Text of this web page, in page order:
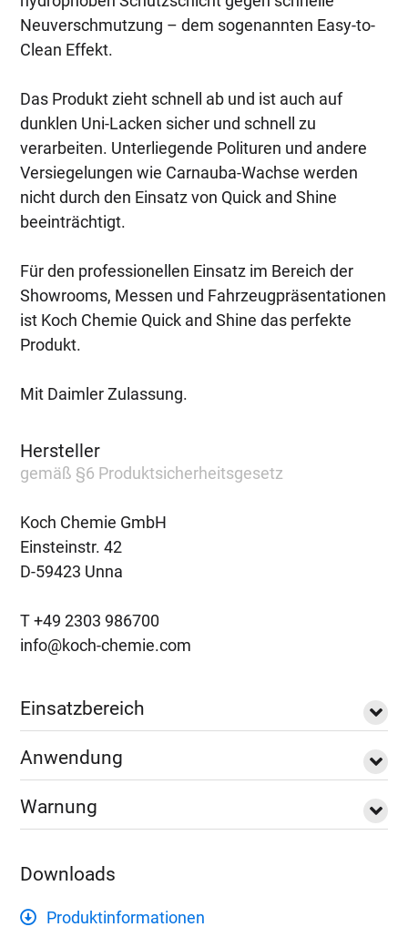
Neuverschmutzung – dem sogenannten Easy-to-
Clean Effekt.
Das Produkt zieht schnell ab und ist auch auf
dunklen Uni-Lacken sicher und schnell zu
verarbeiten. Unterliegende Polituren und andere
Versiegelungen wie Carnauba-Wachse werden
nicht durch den Einsatz von Quick and Shine
beeinträchtigt.
Für den professionellen Einsatz im Bereich der
Showrooms, Messen und Fahrzeugpräsentationen
ist Koch Chemie Quick and Shine das perfekte
Produkt.
Mit Daimler Zulassung.
Hersteller
gemäß §6 Produktsicherheitsgesetz
Koch Chemie GmbH
Einsteinstr. 42
D-59423 Unna
T +49 2303 986700
info@koch-chemie.com
Einsatzbereich
Anwendung
Warnung
Downloads
Produktinformationen